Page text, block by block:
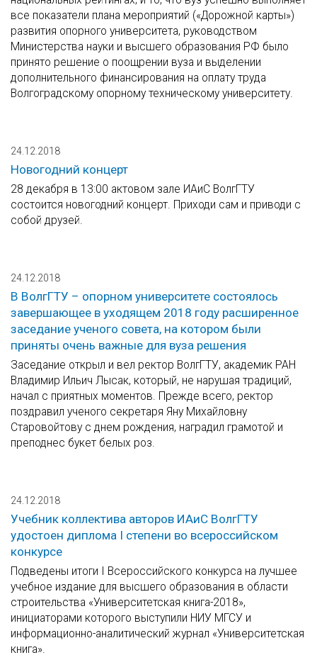
все показатели плана мероприятий («Дорожной карты»)
развития опорного университета, руководством
Министерства науки и высшего образования РФ было
принято решение о поощрении вуза и выделении
дополнительного финансирования на оплату труда
Волгоградскому опорному техническому университету.
24.12.2018
Новогодний концерт
28 декабря в 13:00 актовом зале ИАиС ВолгГТУ
состоится новогодний концерт. Приходи сам и приводи с
собой друзей.
24.12.2018
В ВолгГТУ – опорном университете состоялось
завершающее в уходящем 2018 году расширенное
заседание ученого совета, на котором были
приняты очень важные для вуза решения
Заседание открыл и вел ректор ВолгГТУ, академик РАН
Владимир Ильич Лысак, который, не нарушая традиций,
начал с приятных моментов. Прежде всего, ректор
поздравил ученого секретаря Яну Михайловну
Старовойтову с днем рождения, наградил грамотой и
преподнес букет белых роз.
24.12.2018
Учебник коллектива авторов ИАиС ВолгГТУ
удостоен диплома I степени во всероссийском
конкурсе
Подведены итоги I Всероссийского конкурса на лучшее
учебное издание для высшего образования в области
строительства «Университетская книга-2018»,
инициаторами которого выступили НИУ МГСУ и
информационно-аналитический журнал «Университетская
книга».